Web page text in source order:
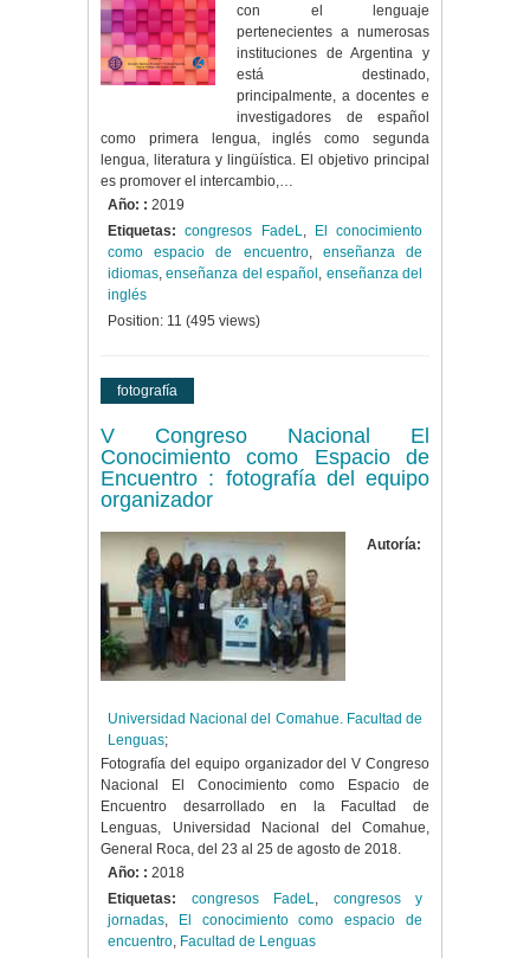
con el lenguaje
pertenecientes a numerosas
instituciones de Argentina y
está destinado,
principalmente, a docentes e
investigadores de español
como primera lengua, inglés como segunda
lengua, literatura y lingüística. El objetivo principal
es promover el intercambio,…
Año: : 2019
Etiquetas: congresos FadeL,
El conocimiento
como espacio de encuentro, enseñanza de
idiomas,enseñanza del español , enseñanza del
inglés
Position: 11 (495 views)
fotografía
V Congreso Nacional El
Conocimiento como Espacio de
Encuentro : fotografía del equipo
organizador
Autoría:
Universidad Nacional del Comahue. Facultad de
Lenguas;
Fotografía del equipo organizador del V Congreso
Nacional El Conocimiento como Espacio de
Encuentro desarrollado en la Facultad de
Lenguas, Universidad Nacional del Comahue,
General Roca, del 23 al 25 de agosto de 2018.
Año: : 2018
Etiquetas:
congresos FadeL, congresos y
jornadas,
El conocimiento como espacio de
encuentro, Facultad de Lenguas